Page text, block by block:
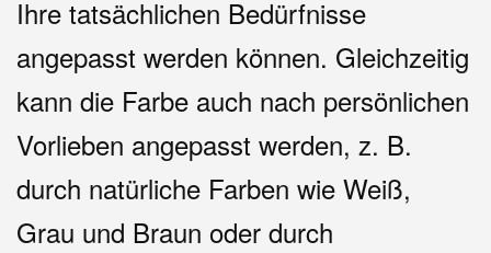
Ihre tatsächlichen Bedürfnisse
angepasst werden können. Gleichzeitig
kann die Farbe auch nach persönlichen
Vorlieben angepasst werden, z. B.
durch natürliche Farben wie Weiß,
Grau und Braun oder durch